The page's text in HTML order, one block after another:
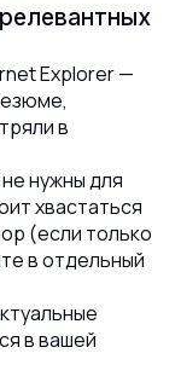
Explorer —
в
нужны для
хвастаться
(если только
в отдельный
в вашей